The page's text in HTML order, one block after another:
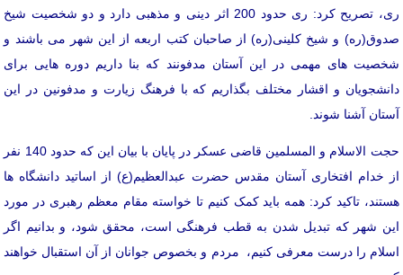
ری، تصریح کرد: ری حدود 200 اثر دینی و مذهبی دارد و دو شخصیت شیخ
صدوق(ره) و شیخ کلینی(ره) از صاحبان کتب اربعه از این شهر می باشند و
شخصیت های مهمی در این آستان مدفونند که بنا داریم دوره هایی برای
دانشجویان و اقشار مختلف بگذاریم که با فرهنگ زیارت و مدفونین در این
آستان آشنا شوند.
حجت الاسلام و المسلمین قاضی عسکر در پایان با بیان این که حدود 140 نفر
از خدام افتخاری آستان مقدس حضرت عبدالعظیم(ع) از اساتید دانشگاه ها
هستند، تاکید کرد: همه باید کمک کنیم تا خواسته مقام معظم رهبری در مورد
این شهر که تبدیل شدن به قطب فرهنگی است، محقق شود، و بدانیم اگر
اسلام را درست معرفی کنیم، مردم و بخصوص جوانان از آن استقبال خواهند